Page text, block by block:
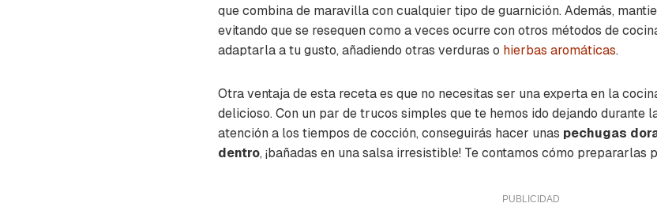
que combina de maravilla con cualquier tipo de guarnición. Además,
evitando que se resequen como a veces ocurre con otros métodos de
adaptarla a tu gusto, añadiendo otras verduras o hierbas aromáticas.
Otra ventaja de esta receta es que no necesitas ser una experta en la
delicioso. Con un par de trucos simples que te hemos ido dejando durante
atención a los tiempos de cocción, conseguirás hacer unas pechugas
dentro, ¡bañadas en una salsa irresistible! Te contamos cómo prepararlas